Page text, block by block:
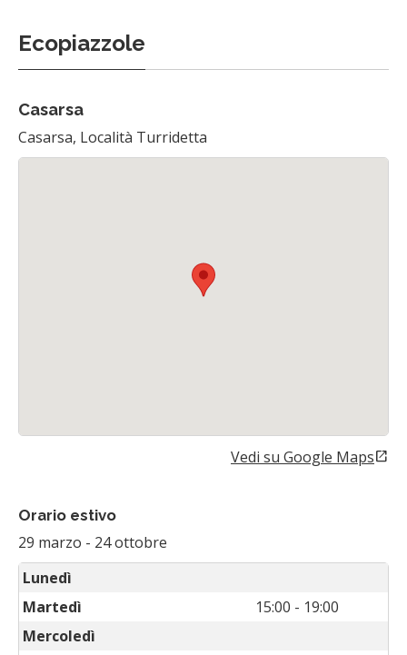
Ecopiazzole
Casarsa
Casarsa, Località Turridetta
Vedi su Google Maps
(Si apre in una nuovaopen_in_new
Orario estivo
29 marzo - 24 ottobre
Lunedì
Martedì
15:00 - 19:00
Mercoledì